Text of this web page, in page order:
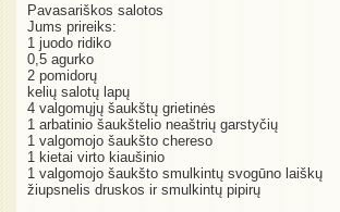
Pavasariškos salotos
Jums prireiks:
1 juodo ridiko
0,5 agurko
2 pomidorų
kelių salotų lapų
4 valgomųjų šaukštų grietinės
1 arbatinio šaukštelio neaštrių garstyčių
1 valgomojo šaukšto chereso
1 kietai virto kiaušinio
1 valgomojo šaukšto smulkintų svogūno laiškų
žiupsnelis druskos ir smulkintų pipirų